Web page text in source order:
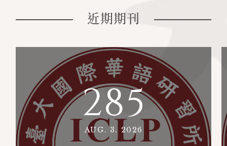
近期期刊
285
AUG. 3. 2026